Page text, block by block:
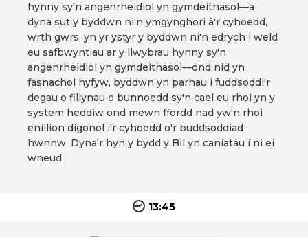
hynny sy'n angenrheidiol yn gymdeithasol—a
dyna sut y byddwn ni'n ymgynghori â'r cyhoedd,
wrth gwrs, yn yr ystyr y byddwn ni'n edrych i weld
eu safbwyntiau ar y llwybrau hynny sy'n
angenrheidiol yn gymdeithasol—ond nid yn
fasnachol hyfyw, byddwn yn parhau i fuddsoddi'r
degau o filiynau o bunnoedd sy'n cael eu rhoi yn y
system heddiw ond mewn ffordd nad yw'n rhoi
enillion digonol i'r cyhoedd o'r buddsoddiad
hwnnw. Dyna'r hyn y bydd y Bil yn caniatáu i ni ei
wneud.
13:45